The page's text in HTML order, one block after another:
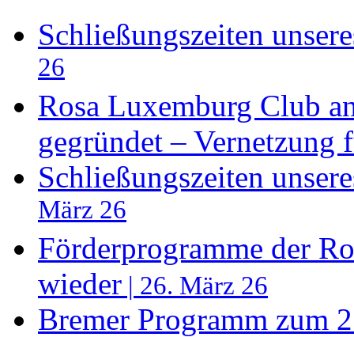
Schließungszeiten
26
Rosa Luxemburg Club
gegründet – Vernetzung
Schließungszeiten
März 26
Förderprogramme der
wieder | 26. März 26
Bremer Programm zum